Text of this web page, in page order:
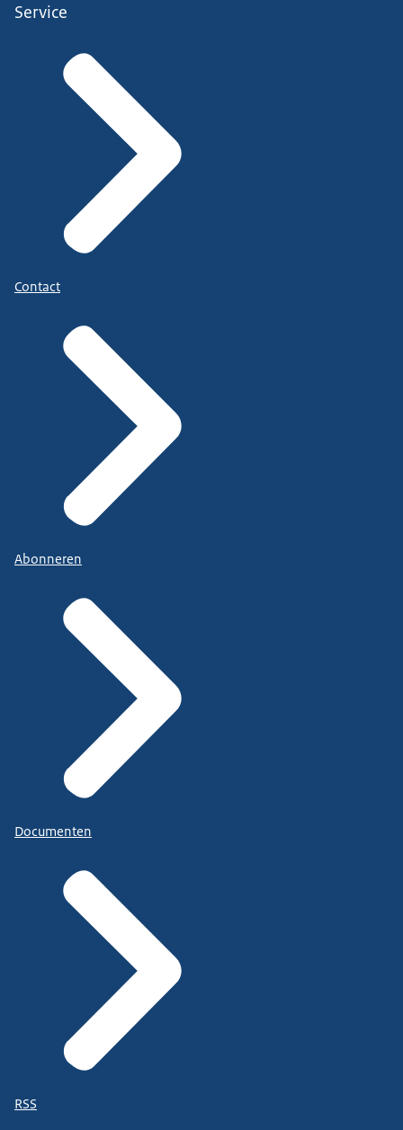
Service
Contact
Abonneren
Documenten
RSS